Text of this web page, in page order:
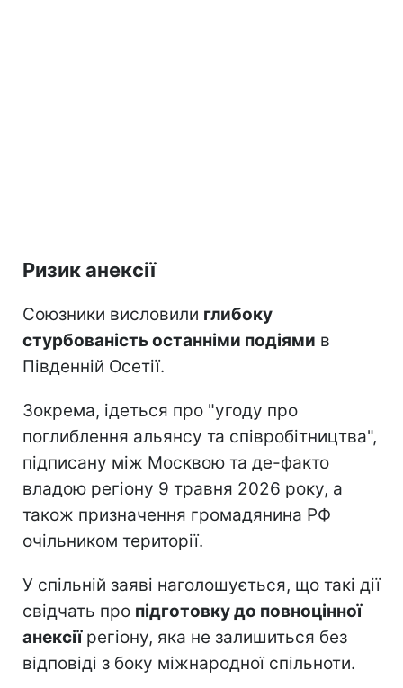
Ризик анексії
Союзники висловили глибоку
стурбованість останніми подіями в
Південній Осетії.
Зокрема, ідеться про "угоду про
поглиблення альянсу та співробітництва",
підписану між Москвою та де-факто
владою регіону 9 травня 2026 року, а
також призначення громадянина РФ
очільником території.
У спільній заяві наголошується, що такі дії
свідчать про підготовку до повноцінної
анексіїрегіону, яка не залишиться без
відповіді з боку міжнародної спільноти.